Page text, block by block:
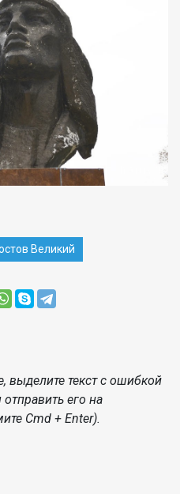
Великий
выделите текст с ошибкой
его на
Cmd + Enter).